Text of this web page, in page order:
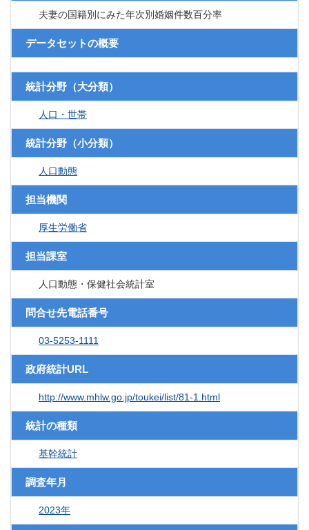
夫妻の国籍別にみた年次別婚姻件数百分率
データセットの概要
統計分野（大分類）
人口・世帯
統計分野（小分類）
人口動態
担当機関
厚生労働省
担当課室
人口動態・保健社会統計室
問合せ先電話番号
03-5253-1111
政府統計URL
http://www.mhlw.go.jp/toukei/list/81-1.html
統計の種類
基幹統計
調査年月
2023年